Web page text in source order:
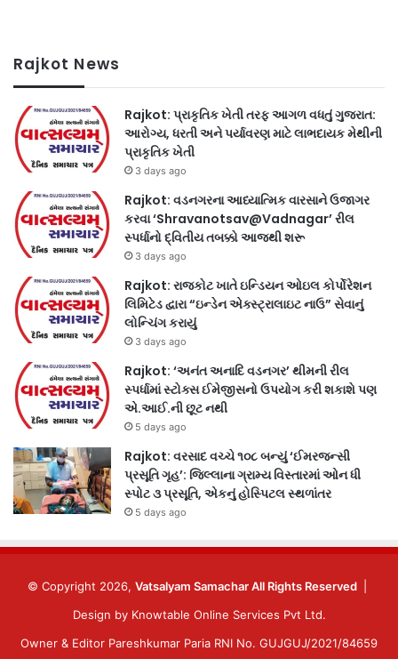
Rajkot News
Rajkot: પ્રાકૃતિક ખેતી તરફ આગળ વધતું ગુજરાત:
આરોગ્ય, ધરતી અને પર્યાવરણ માટે લાભદાયક મેથીની
પ્રાકૃતિક ખેતી
3 days ago
Rajkot: વડનગરના આધ્યાત્મિક વારસાને ઉજાગર
કરવા ‘Shravanotsav@Vadnagar’ રીલ
સ્પર્ધાનો દ્વિતીય તબક્કો આજથી શરૂ
3 days ago
Rajkot: રાજકોટ ખાતે ઇન્ડિયન ઓઇલ કોર્પોરેશન
લિમિટેડ દ્વારા “ઇન્ડેન એક્સ્ટ્રાલાઇટ નાઉ” સેવાનું
લોન્ચિંગ કરાયું
3 days ago
Rajkot: ‘અનંત અનાદિ વડનગર’ થીમની રીલ
સ્પર્ધામાં સ્ટોક્સ ઈમેજીસનો ઉપયોગ કરી શકાશે પણ
એ.આઈ.ની છૂટ નથી
5 days ago
Rajkot: વરસાદ વચ્ચે ૧૦૮ બન્યું ‘ઈમરજન્સી
પ્રસૂતિ ગૃહ’: જિલ્લાના ગ્રામ્ય વિસ્તારમાં ઓન ધી
સ્પોટ ૩ પ્રસૂતિ, એકનું હોસ્પિટલ સ્થળાંતર
5 days ago
© Copyright 2026, Vatsalyam Samachar All Rights Reserved
Design by Knowtable Online Services Pvt Ltd.
Owner & Editor Pareshkumar Paria RNI No. GUJGUJ/2021/84659